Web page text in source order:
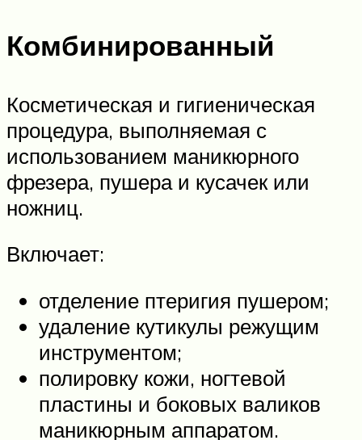
Комбинированный
Косметическая и гигиеническая
процедура, выполняемая с
использованием маникюрного
фрезера, пушера и кусачек или
ножниц.
Включает:
отделение птеригия пушером;
удаление кутикулы режущим
инструментом;
полировку кожи, ногтевой
пластины и боковых валиков
маникюрным аппаратом.